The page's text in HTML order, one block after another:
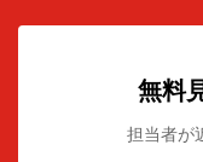
無料
担当者が